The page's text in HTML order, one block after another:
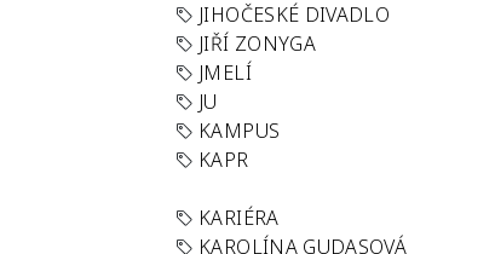
JIHOČESKÉ DIVADLO
JIŘÍ ZONYGA
JMELÍ
JU
KAMPUS
KAPR
KARIÉRA
KAROLÍNA GUDASOVÁ